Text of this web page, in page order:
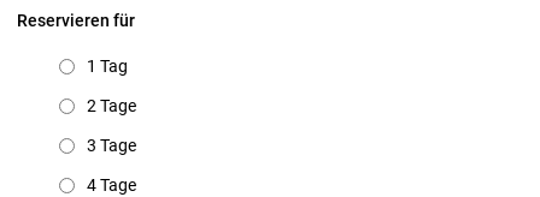
Reservieren für
1 Tag
2 Tage
3 Tage
4 Tage